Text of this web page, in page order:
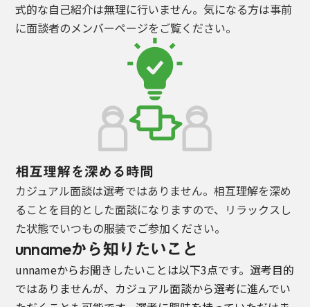
式的な自己紹介は無理に行いません。気になる方は事前
に面談者のメンバーページをご覧ください。
相互理解を深める時間
カジュアル面談は選考ではありません。相互理解を深め
ることを目的とした面談になりますので、リラックスし
た状態でいつもの服装でご参加ください。
unnameから知りたいこと
unnameからお聞きしたいことは以下3点です。選考目的
ではありませんが、カジュアル面談から選考に進んでい